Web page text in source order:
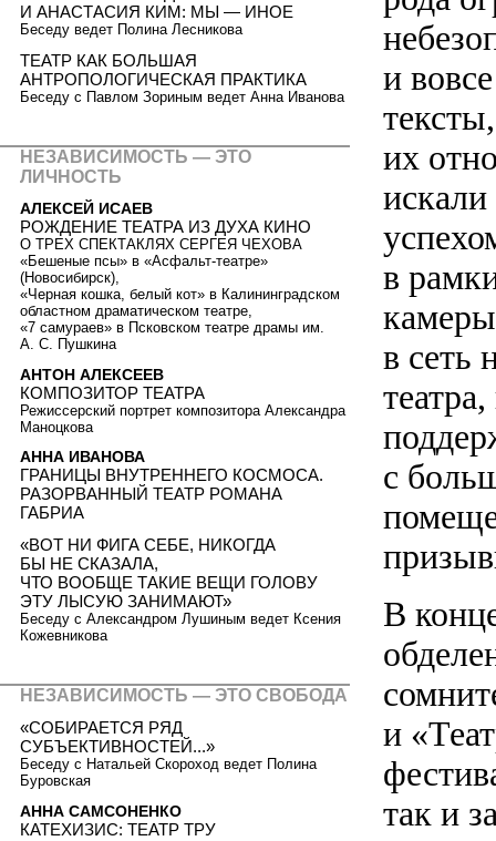
и
их
в
в сеть
с
В
и
так и
И АНАСТАСИЯ КИМ: МЫ — ИНОЕ
Беседу ведет Полина Лесникова
ТЕАТР КАК БОЛЬШАЯ
АНТРОПОЛОГИЧЕСКАЯ ПРАКТИКА
Беседу с Павлом Зориным ведет Анна Иванова
НЕЗАВИСИМОСТЬ — ЭТО
ЛИЧНОСТЬ
АЛЕКСЕЙ ИСАЕВ
РОЖДЕНИЕ ТЕАТРА ИЗ ДУХА КИНО
О ТРЕХ СПЕКТАКЛЯХ СЕРГЕЯ ЧЕХОВА
«Бешеные псы» в «Асфальт-театре»
(Новосибирск),
«Черная кошка, белый кот» в Калининградском
областном драматическом театре,
«7 самураев» в Псковском театре драмы им.
А. С. Пушкина
АНТОН АЛЕКСЕЕВ
КОМПОЗИТОР ТЕАТРА
Режиссерский портрет композитора Александра
Маноцкова
АННА ИВАНОВА
ГРАНИЦЫ ВНУТРЕННЕГО КОСМОСА.
РАЗОРВАННЫЙ ТЕАТР РОМАНА
ГАБРИА
«ВОТ НИ ФИГА СЕБЕ, НИКОГДА
БЫ НЕ СКАЗАЛА,
ЧТО ВООБЩЕ ТАКИЕ ВЕЩИ ГОЛОВУ
ЭТУ ЛЫСУЮ ЗАНИМАЮТ»
Беседу с Александром Лушиным ведет Ксения
Кожевникова
НЕЗАВИСИМОСТЬ — ЭТО СВОБОДА
«СОБИРАЕТСЯ РЯД
СУБЪЕКТИВНОСТЕЙ...»
Беседу с Натальей Скороход ведет Полина
Буровская
АННА САМСОНЕНКО
КАТЕХИЗИС: ТЕАТР ТРУ